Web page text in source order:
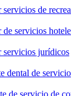
de
servicios
servicios jurídicos
dental de